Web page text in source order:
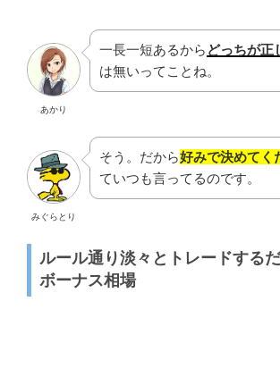
あかり
一長一短あるから どっちが正
は無いってことね。
みぐらとり
そう。だから好みで決めてく
ていつも言ってるのです。
ルール通り淡々とトレードする
ボーナス相場